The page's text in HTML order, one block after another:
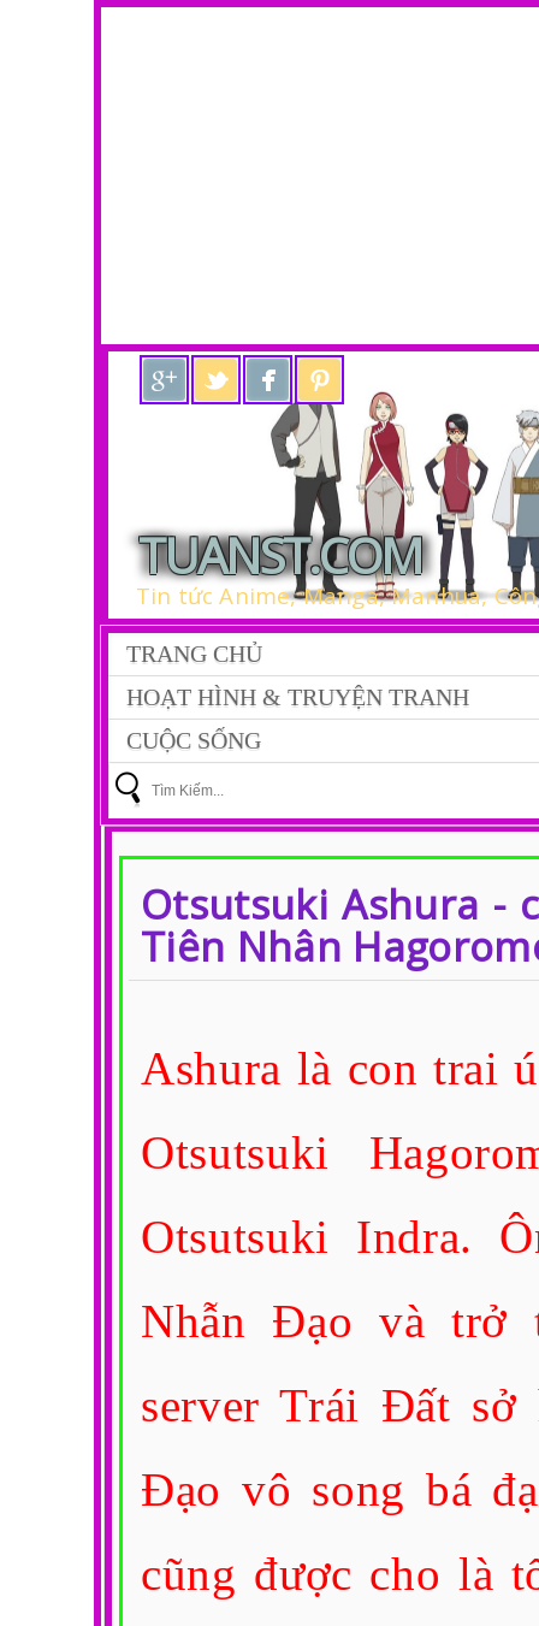
TUANST.COM
Tin tức Anime, Manga, Manhua,
TRANG CHỦ
HOẠT HÌNH & TRUYỆN TRANH
CUỘC SỐNG
Otsutsuki Ashura -
Tiên Nhân
Ashura là con trai
Otsutsuki
Otsutsuki Indra.
Nhẫn Đạo và trở
server Trái Đất sở
Đạo vô song bá
cũng được cho là